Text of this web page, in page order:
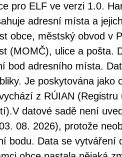
pro ELF ve verzi 1.0.
adresní místa a
obce, městský obvod v
(MOMČ), ulice a pošta.
bod adresního místa.
Je poskytována jako
z RÚIAN
datové sadě není
08. 2026), protože
bodu. Data se vytváření